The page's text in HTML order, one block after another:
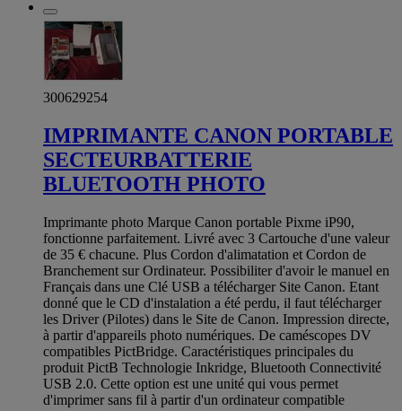
300629254
IMPRIMANTE CANON PORTABLE
SECTEURBATTERIE
BLUETOOTH PHOTO
Imprimante photo Marque Canon portable Pixme iP90,
fonctionne parfaitement. Livré avec 3 Cartouche d'une valeur
de 35 € chacune. Plus Cordon d'alimatation et Cordon de
Branchement sur Ordinateur. Possibiliter d'avoir le manuel en
Français dans une Clé USB a télécharger Site Canon. Etant
donné que le CD d'instalation a été perdu, il faut télécharger
les Driver (Pilotes) dans le Site de Canon. Impression directe,
à partir d'appareils photo numériques. De caméscopes DV
compatibles PictBridge. Caractéristiques principales du
produit PictB Technologie Inkridge, Bluetooth Connectivité
USB 2.0. Cette option est une unité qui vous permet
d'imprimer sans fil à partir d'un ordinateur compatible